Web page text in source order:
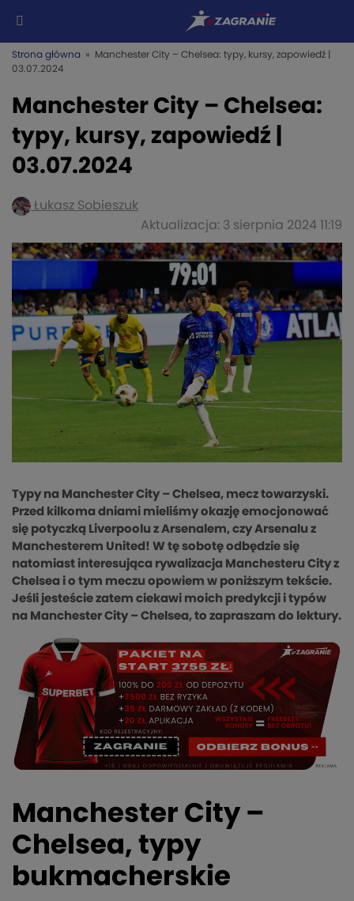
Strona główna » Manchester City – Chelsea: typy, kursy, zapowiedź |
03.07.2024
Manchester City – Chelsea:
typy, kursy, zapowiedź |
03.07.2024
Łukasz Sobieszuk
Aktualizacja: 3 sierpnia 2024 11:19
Typy na Manchester City – Chelsea, mecz towarzyski.
Przed kilkoma dniami mieliśmy okazję emocjonować
się potyczką Liverpoolu z Arsenalem, czy Arsenalu z
Manchesterem United! W tę sobotę odbędzie się
natomiast interesująca rywalizacja Manchesteru City z
Chelsea i o tym meczu opowiem w poniższym tekście.
Jeśli jesteście zatem ciekawi moich predykcji i typów
na Manchester City – Chelsea, to zapraszam do lektury.
Manchester City –
Chelsea, typy
bukmacherskie